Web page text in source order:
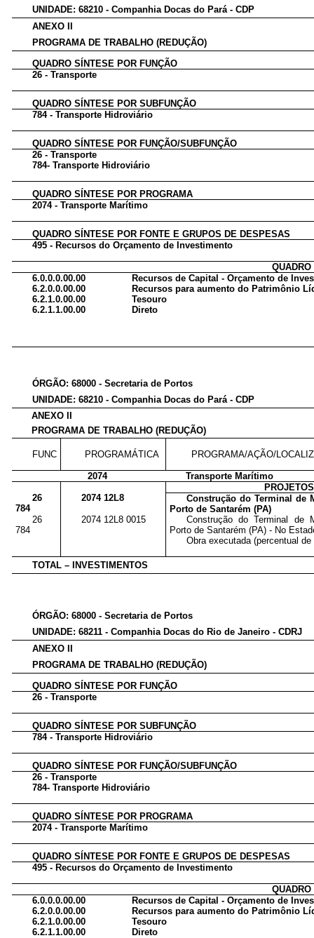
UNIDADE: 68210 - Companhia Docas do Pará - CDP
ANEXO II
PROGRAMA DE TRABALHO (REDUÇÃO)
QUADRO SÍNTESE POR FUNÇÃO
26 - Transporte
QUADRO SÍNTESE POR SUBFUNÇÃO
784 - Transporte Hidroviário
QUADRO SÍNTESE POR FUNÇÃO/SUBFUNÇÃO
26 - Transporte
784- Transporte Hidroviário
QUADRO SÍNTESE POR PROGRAMA
2074 - Transporte Marítimo
QUADRO SÍNTESE POR FONTE E GRUPOS DE DESPESAS
495 - Recursos do Orçamento de Investimento
6.0.0.0.00.00
Recursos de Capital - Orçamento de
6.2.0.0.00.00
Recursos para aumento do Patrimônio
6.2.1.0.00.00
Tesouro
6.2.1.1.00.00
Direto
ÓRGÃO: 68000 - Secretaria de Portos
UNIDADE: 68210 - Companhia Docas do Pará - CDP
ANEXO II
PROGRAMA DE TRABALHO (REDUÇÃO)
FUNC PROGRAMÁTICA PROGRAMA/AÇÃO/
2074
Transporte Marítimo
PROJETOS
26
784
2074 12L8
Construção do Terminal de
Porto de Santarém (PA)
26
784
2074 12L8 0015
Construção do Terminal de
Porto de Santarém (PA) - No
Obra executada (percentual
TOTAL – INVESTIMENTOS
ÓRGÃO: 68000 - Secretaria de Portos
UNIDADE: 68211 - Companhia Docas do Rio de Janeiro - CDRJ
ANEXO II
PROGRAMA DE TRABALHO (REDUÇÃO)
QUADRO SÍNTESE POR FUNÇÃO
26 - Transporte
QUADRO SÍNTESE POR SUBFUNÇÃO
784 - Transporte Hidroviário
QUADRO SÍNTESE POR FUNÇÃO/SUBFUNÇÃO
26 - Transporte
784- Transporte Hidroviário
QUADRO SÍNTESE POR PROGRAMA
2074 - Transporte Marítimo
QUADRO SÍNTESE POR FONTE E GRUPOS DE DESPESAS
495 - Recursos do Orçamento de Investimento
6.0.0.0.00.00
Recursos de Capital - Orçamento de
6.2.0.0.00.00
Recursos para aumento do Patrimônio
6.2.1.0.00.00
Tesouro
6.2.1.1.00.00
Direto